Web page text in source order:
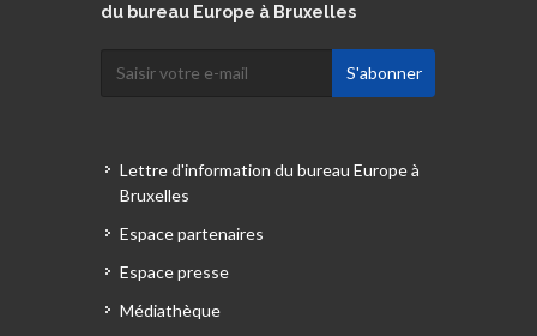
du bureau Europe à Bruxelles
Lettre d'information du bureau Europe à
Bruxelles
Espace partenaires
Espace presse
Médiathèque